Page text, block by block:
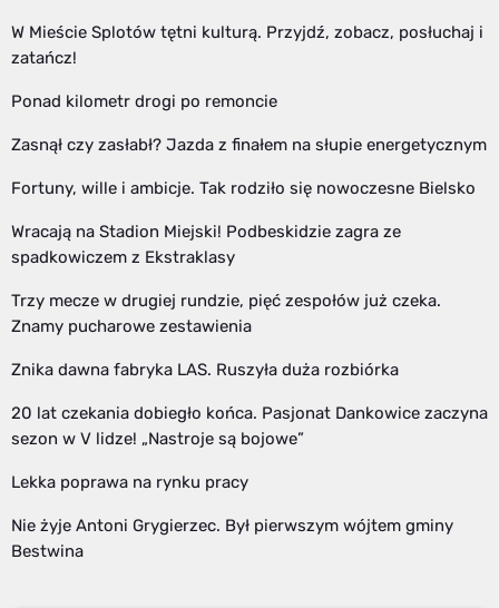
W Mieście Splotów tętni kulturą. Przyjdź, zobacz, posłuchaj i
zatańcz!
Ponad kilometr drogi po remoncie
Zasnął czy zasłabł? Jazda z finałem na słupie energetycznym
Fortuny, wille i ambicje. Tak rodziło się nowoczesne Bielsko
Wracają na Stadion Miejski! Podbeskidzie zagra ze
spadkowiczem z Ekstraklasy
Trzy mecze w drugiej rundzie, pięć zespołów już czeka.
Znamy pucharowe zestawienia
Znika dawna fabryka LAS. Ruszyła duża rozbiórka
20 lat czekania dobiegło końca. Pasjonat Dankowice zaczyna
sezon w V lidze! „Nastroje są bojowe”
Lekka poprawa na rynku pracy
Nie żyje Antoni Grygierzec. Był pierwszym wójtem gminy
Bestwina